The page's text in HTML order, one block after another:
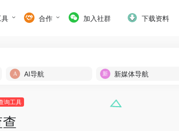
具 合作 加入社群 下载资料
AI导航 新媒体导航
询工具